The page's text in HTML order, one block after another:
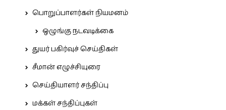
பொறுப்பாளர்கள் நியமனம்
ஒழுங்கு நடவடிக்கை
துயர் பகிர்வுச் செய்திகள்
சீமான் எழுச்சியுரை
செய்தியாளர் சந்திப்பு
மக்கள் சந்திப்புகள்